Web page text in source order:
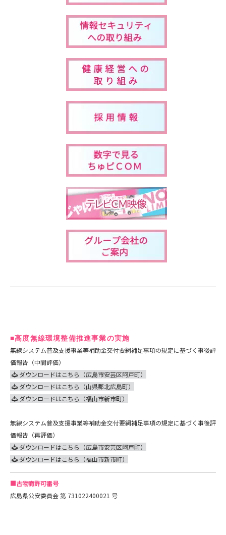
■高度無線環境整備推進事業の実施
無線システム普及支援事業等補助金交付要網補足事項の規定に基づく事後評
価報告（中間評価）
ダウンロードはこちら（広島市安芸区阿戸町）
ダウンロードはこちら（山県郡北広島町）
ダウンロードはこちら（福山市新市町）
無線システム普及支援事業等補助金交付要網補足事項の規定に基づく事後評
価報告（再評価）
ダウンロードはこちら（広島市安芸区阿戸町）
ダウンロードはこちら（福山市新市町）
■古物商許可番号
広島県公安委員会 第 731022400021 号